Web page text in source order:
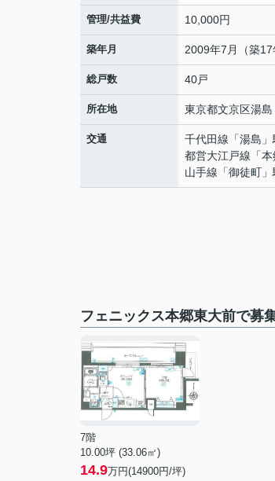
管理/共益費 10,000円
築年月 2009年7月（築17
総戸数 40戸
所在地 東京都文京区湯島
交通 千代田線 「湯島
都営大江戸線 「本
山手線 「御徒町
フェニックス本郷東大前で募
7階
10.00坪 (33.06㎡)
14.9万円(14900円/坪)